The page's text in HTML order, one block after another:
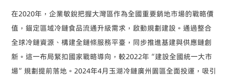
在2020年，企業敏銳把握大灣區作為全國重要銷地市場的戰略價
值，錨定區域冷鏈食品流通升級需求，啟動規劃建設。通過整合
全球冷鏈資源、構建全鏈條服務平臺，同步推進基建與供應鏈創
新。這一布局緊扣國家戰略導向，較2022年 “建設全國統一大市
場”規劃提前落地。2024年4月玉湖冷鏈廣州園區全面投運，吸引